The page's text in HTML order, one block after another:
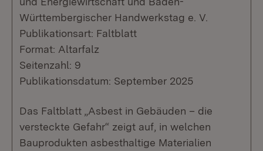
Württembergischer Handwerkstag e. V.
Publikationsart: Faltblatt
Format: Altarfalz
Seitenzahl: 9
Publikationsdatum: September 2025
Das Faltblatt „Asbest in Gebäuden – die
versteckte Gefahr“ zeigt auf, in welchen
Bauprodukten asbesthaltige Materialien